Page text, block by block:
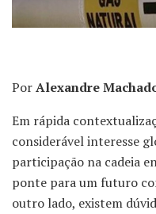
PorAlexandre
Em rápida
considerável interesse
participação na cadeia
ponte para um futuro
outro lado, existem